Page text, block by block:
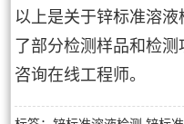
以上是关于锌标准溶
了部分检测样品和检
咨询在线工程师。